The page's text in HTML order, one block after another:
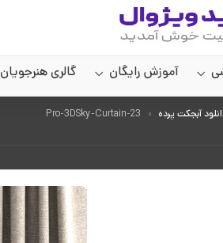
آموزش رایگان گالری هنرجویان
آبجکت پرده